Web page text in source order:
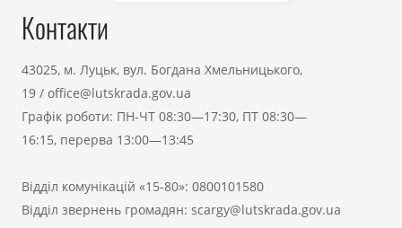
Контакти
43025, м. Луцьк, вул. Богдана Хмельницького,
19 / office@lutskrada.gov.ua
Графік роботи: ПН-ЧТ 08:30—17:30, ПТ 08:30—
16:15, перерва 13:00—13:45
Відділ комунікацій «15-80»: 0800101580
Відділ звернень громадян: scargy@lutskrada.gov.ua